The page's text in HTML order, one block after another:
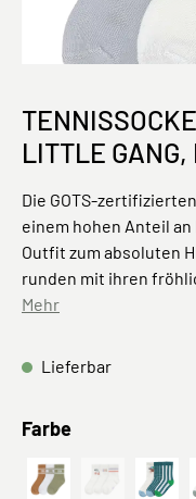
LITTLE
Die GOTS-
einem hohen Anteil
Outfit zum absoluten
runden mit ihren
Mehr
Lieferbar
Farbeauswählen
Khaki Karamell
Kirsche
(DieseDog